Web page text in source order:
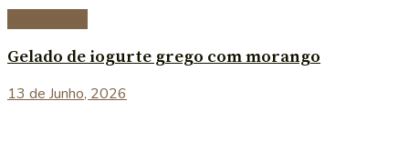
Gelado de iogurte grego com morango
13 de Junho, 2026